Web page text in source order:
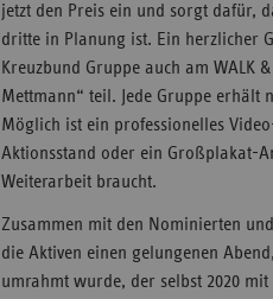
jetzt den Preis ein und sorgt dafür,
dritte in Planung ist. Ein herzlicher
Kreuzbund Gruppe auch am WALK
Mettmann“ teil. Jede Gruppe erhält
Möglich ist ein professionelles
Aktionsstand oder ein Großplakat-
Weiterarbeit braucht.
Zusammen mit den Nominierten
die Aktiven einen gelungenen
umrahmt wurde, der selbst 2020